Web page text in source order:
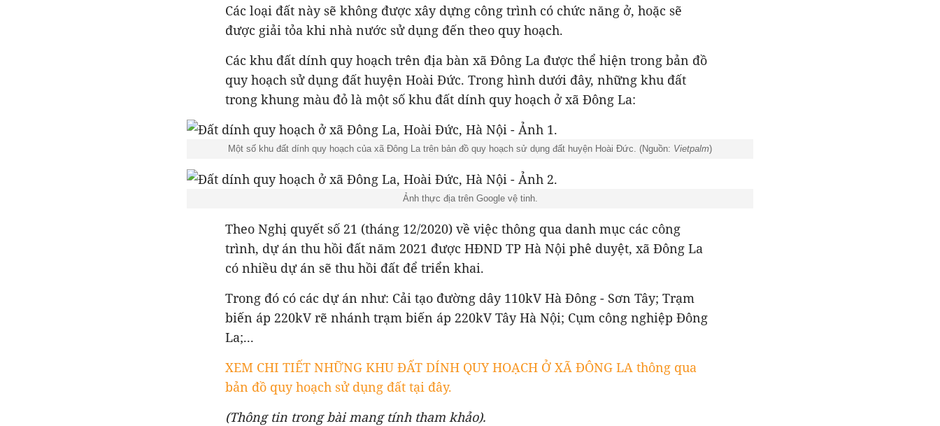
Các loại đất này sẽ không được xây dựng công trình có chức năng ở, hoặc sẽ
được giải tỏa khi nhà nước sử dụng đến theo quy hoạch.
Các khu đất dính quy hoạch trên địa bàn xã Đông La được thể hiện trong bản đồ
quy hoạch sử dụng đất huyện Hoài Đức. Trong hình dưới đây, những khu đất
trong khung màu đỏ là một số khu đất dính quy hoạch ở xã Đông La:
Một số khu đất dính quy hoạch của xã Đông La trên bản đồ quy hoạch sử dụng đất huyện Hoài Đức. (Nguồn: Vietpalm)
Ảnh thực địa trên Google vệ tinh.
Theo Nghị quyết số 21 (tháng 12/2020) về việc thông qua danh mục các công
trình, dự án thu hồi đất năm 2021 được HĐND TP Hà Nội phê duyệt, xã Đông La
có nhiều dự án sẽ thu hồi đất để triển khai.
Trong đó có các dự án như: Cải tạo đường dây 110kV Hà Đông - Sơn Tây; Trạm
biến áp 220kV rẽ nhánh trạm biến áp 220kV Tây Hà Nội; Cụm công nghiệp Đông
La;...
XEM CHI TIẾT NHỮNG KHU ĐẤT DÍNH QUY HOẠCH Ở XÃ ĐÔNG LA thông qua
bản đồ quy hoạch sử dụng đất tại đây.
(Thông tin trong bài mang tính tham khảo).